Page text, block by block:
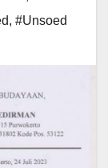
, #Unsoed